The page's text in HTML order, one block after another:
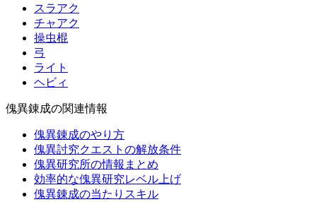
スラアク
チャアク
操虫棍
弓
ライト
ヘビィ
傀異錬成の関連情報
傀異錬成のやり方
傀異討究クエストの解放条件
傀異研究所の情報まとめ
効率的な傀異研究レベル上げ
傀異錬成の当たりスキル